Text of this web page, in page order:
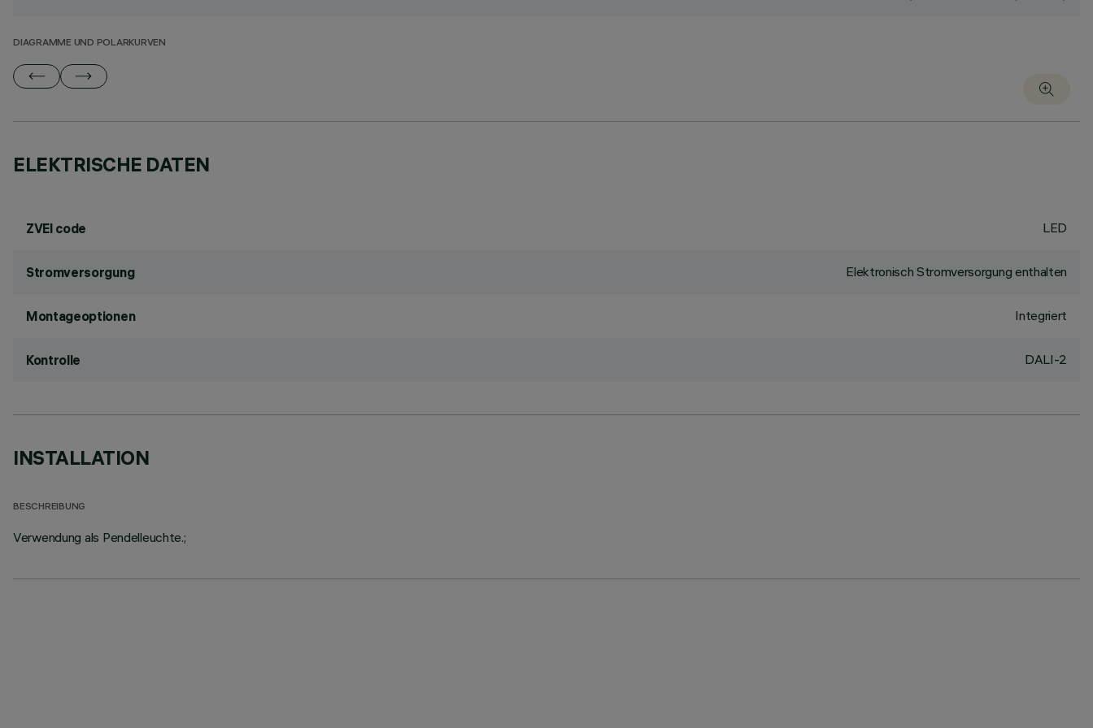
DIAGRAMME UND POLARKURVEN
ELEKTRISCHE DATEN
ZVEI code LED
Stromversorgung Elektronisch Stromversorgung enthalten
Montageoptionen Integriert
Kontrolle DALI-2
INSTALLATION
BESCHREIBUNG
Verwendung als Pendelleuchte.;